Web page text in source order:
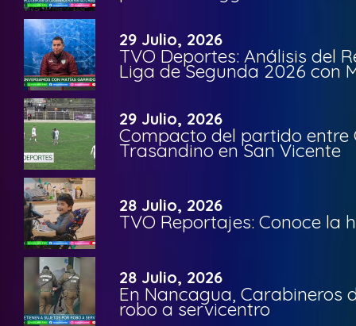
29 Julio, 2026
TVO Deportes: Análisis del
Liga de Segunda 2026 con
29 Julio, 2026
Compacto del partido entre
Trasandino en San Vicente
28 Julio, 2026
TVO Reportajes: Conoce la
28 Julio, 2026
En Nancagua, Carabineros
robo a servicentro